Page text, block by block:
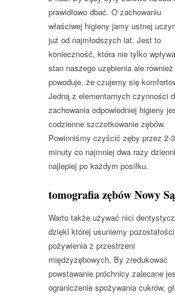
prawidłowo dbać. O zachowaniu
właściwej higieny jamy ustnej
już od najmłodszych lat. Jest to
konieczność, która nie tylko
stan naszego uzębienia ale również
powoduje, że czujemy się
Jedną z elementarnych czynności
zachowania odpowiedniej higieny
codzienne szczotkowanie zębów.
Powinniśmy czyścić zęby przez 2-3
minuty co najmniej dwa razy
najlepiej po każdym posiłku.
tomografia zębów Nowy
Warto także używać nici
dzięki której usuniemy pozostałości
pożywienia z przestrzeni
międzyzębowych. By zredukować
powstawanie próchnicy zalecane
ograniczenie spożywania cukrów,